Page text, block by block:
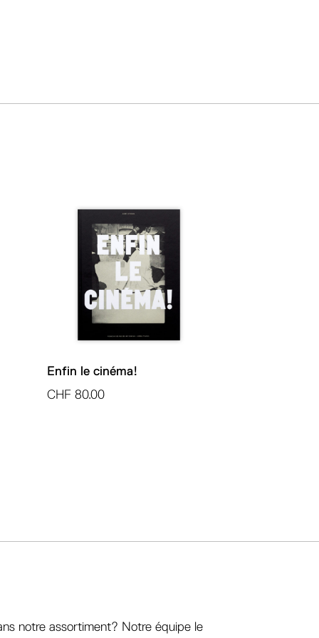
Enfin le cinéma!
CHF 80.00
notre assortiment? Notre équipe le